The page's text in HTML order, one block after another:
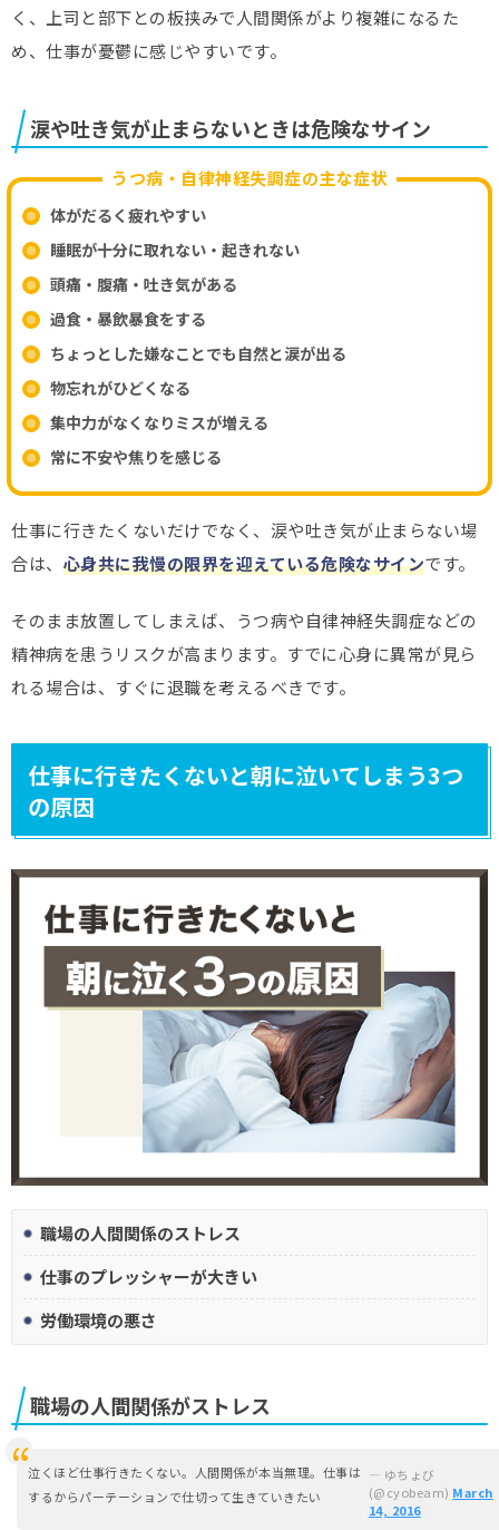
く、上司と部下との板挟みで人間関係がより複雑になるた
め、仕事が憂鬱に感じやすいです。
涙や吐き気が止まらないときは危険なサイン
うつ病・自律神経失調症の主な症状
体がだるく疲れやすい
睡眠が十分に取れない・起きれない
頭痛・腹痛・吐き気がある
過食・暴飲暴食をする
ちょっとした嫌なことでも自然と涙が出る
物忘れがひどくなる
集中力がなくなりミスが増える
常に不安や焦りを感じる
仕事に行きたくないだけでなく、涙や吐き気が止まらない場
合は、 心身共に我慢の限界を迎えている危険なサインです。
そのまま放置してしまえば、うつ病や自律神経失調症などの
精神病を患うリスクが高まります。すでに心身に異常が見ら
れる場合は、すぐに退職を考えるべきです。
仕事に行きたくないと朝に泣いてしまう3つ
の原因
職場の人間関係のストレス
仕事のプレッシャーが大きい
労働環境の悪さ
職場の人間関係がストレス
泣くほど仕事行きたくない。人間関係が本当無理。仕事は
するからパーテーションで仕切って生きていきたい
— ゆちょび
(@cyobeam) March
14, 2016